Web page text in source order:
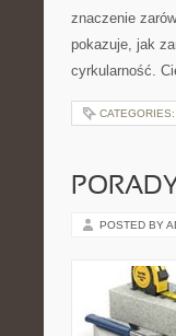
znaczenie
pokazuje, jak
cyrkularność.
CATEGORIES:
POSTED BY